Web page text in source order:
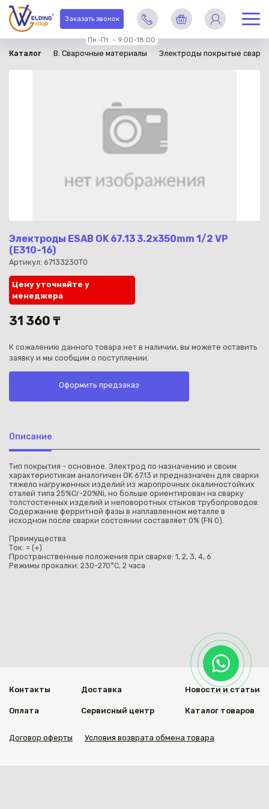
Заказать звонок
Пн.-Пт. – 9:00-18:00
Каз
Каталог B. Сварочные материалы Электроды покрытые
Электроды ESAB OK 67.13 3.2x350mm 1/2 VP
(E310-16)
Артикул: 67133230T0
в наличии
Цену уточняйте у
менеджера
31 360 ₸
К сожалению данного товара нет в наличии, вы можете оставить
заявку и мы сообщим о поступлении.
Оформить предзаказ
Описание
Тип покрытия - основное. Электрод по назначению и своим
характеристикам аналогичен OK 67.13 и предназначен для сварки
тяжело нагруженных изделий из жаропрочных окалиностойких
сталей типа 25%Cr-20%Ni, но больше ориентирован на сварку
толстостенных изделий и неповоротных стыков трубопроводов.
Содержание ферритной фазы в наплавленном металле в
исходном после сварки состоянии составляет 0% (FN 0).
Преимущества
Ток: = (+)
Пространственные положения при сварке: 1, 2, 3, 4, 6
Режимы прокалки: 230-270°С, 2 часа
Контакты
Оплата
Доставка
Сервисный центр
Новости и статьи
Каталог товаров
Договор оферты Условия возврата обмена товара